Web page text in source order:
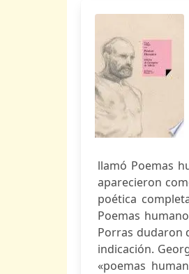
llamó Poemas
aparecieron
poética
Poemas
Porras dudaron
indicación.
«poemas